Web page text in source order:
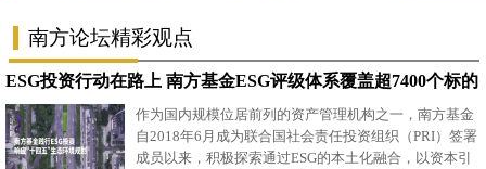
南方论坛精彩观点
ESG投资行动在路上 南方基金ESG评级体系覆盖超7400个标的
作为国内规模位居前列的资产管理机构之一，南方基金
自2018年6月成为联合国社会责任投资组织（PRI）签署
成员以来，积极探索通过ESG的本土化融合，以资本引